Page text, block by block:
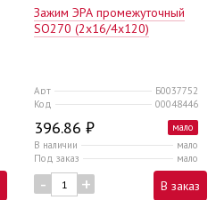
Зажим ЭРА промежуточный
SO270 (2х16/4х120)
Арт
Б0037752
Код
00048446
396.86 ₽
мало
В наличии
мало
Под заказ
мало
- + В заказ